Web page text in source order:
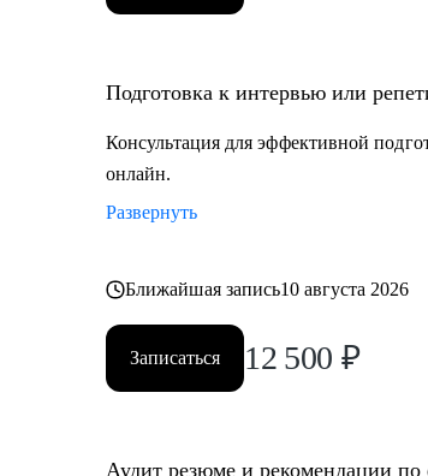
Подготовка к интервью или
Консультация для эффективной
онлайн.
Развернуть
Ближайшая запись10 августа 2026
Записаться 12 500 ₽
Аудит резюме и рекомендации